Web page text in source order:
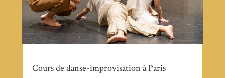
Cours de danse-improvisation à Paris